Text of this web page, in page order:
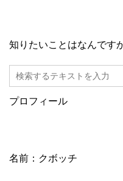
知りたいことはなんです
プロフィール
名前：クボッチ